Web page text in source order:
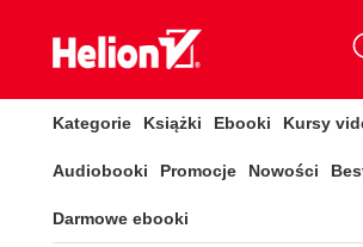
Kategorie Książki Ebooki Kursy
Audiobooki Promocje Nowości
Darmowe ebooki